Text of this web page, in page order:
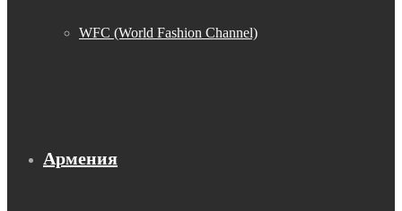
WFC (World Fashion Channel)
Армения